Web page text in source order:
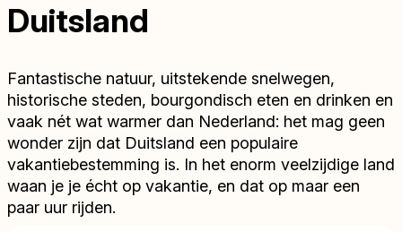
Duitsland
Fantastische natuur, uitstekende snelwegen,
historische steden, bourgondisch eten en drinken en
vaak nét wat warmer dan Nederland: het mag geen
wonder zijn dat Duitsland een populaire
vakantiebestemming is. In het enorm veelzijdige land
waan je je écht op vakantie, en dat op maar een
paar uur rijden.